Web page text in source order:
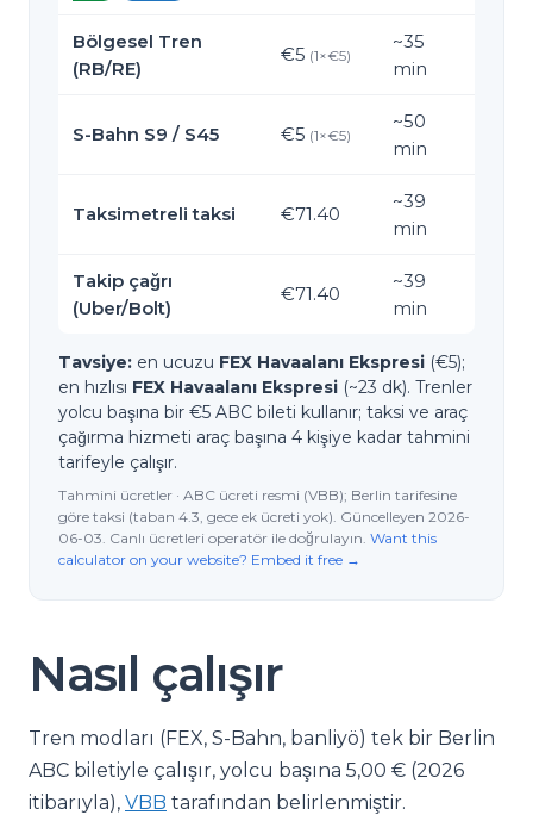
Bölgesel Tren
(RB/RE)
€5 (1×€5)
~35
min
S-Bahn S9 / S45 €5 (1×€5)
~50
min
Taksimetreli taksi €71.40
~39
min
Takip çağrı
(Uber/Bolt)
€71.40
~39
min
Tavsiye: en ucuzu FEX Havaalanı Ekspresi (€5);
en hızlısı FEX Havaalanı Ekspresi (~23 dk). Trenler
yolcu başına bir €5 ABC bileti kullanır; taksi ve araç
çağırma hizmeti araç başına 4 kişiye kadar tahmini
tarifeyle çalışır.
Tahmini ücretler · ABC ücreti resmi (VBB); Berlin tarifesine
göre taksi (taban 4.3, gece ek ücreti yok). Güncelleyen 2026-
06-03. Canlı ücretleri operatör ile doğrulayın. Want this
calculator on your website? Embed it free →
Nasıl çalışır
Tren modları (FEX, S-Bahn, banliyö) tek bir Berlin
ABC biletiyle çalışır, yolcu başına 5,00 € (2026
itibarıyla), VBB tarafından belirlenmiştir.